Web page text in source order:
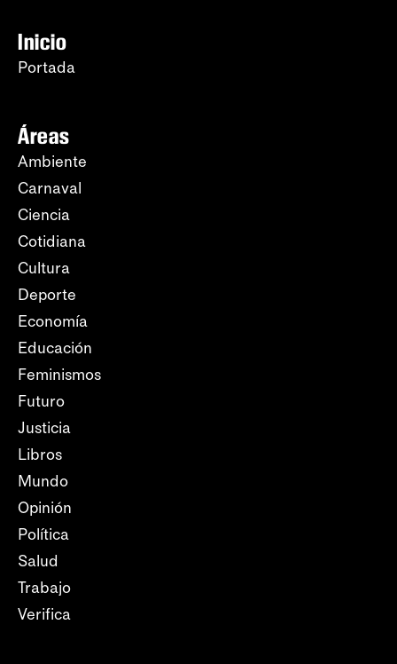
Inicio
Portada
Áreas
Ambiente
Carnaval
Ciencia
Cotidiana
Cultura
Deporte
Economía
Educación
Feminismos
Futuro
Justicia
Libros
Mundo
Opinión
Política
Salud
Trabajo
Verifica